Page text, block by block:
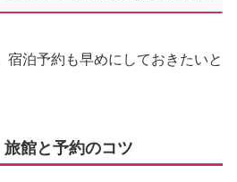
宿泊予約も早めにしておきたいと
館と予約のコツ